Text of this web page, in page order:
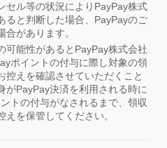
セル等の状況によりPayPay株式
ると判断した場合、PayPayのご
があります。
可能性があるとPayPay株式会社
ポイントの付与に際し対象の領
控えを確認させていただくこと
がPayPay決済を利用される時に
トの付与がなされるまで、領収
を保管してください。